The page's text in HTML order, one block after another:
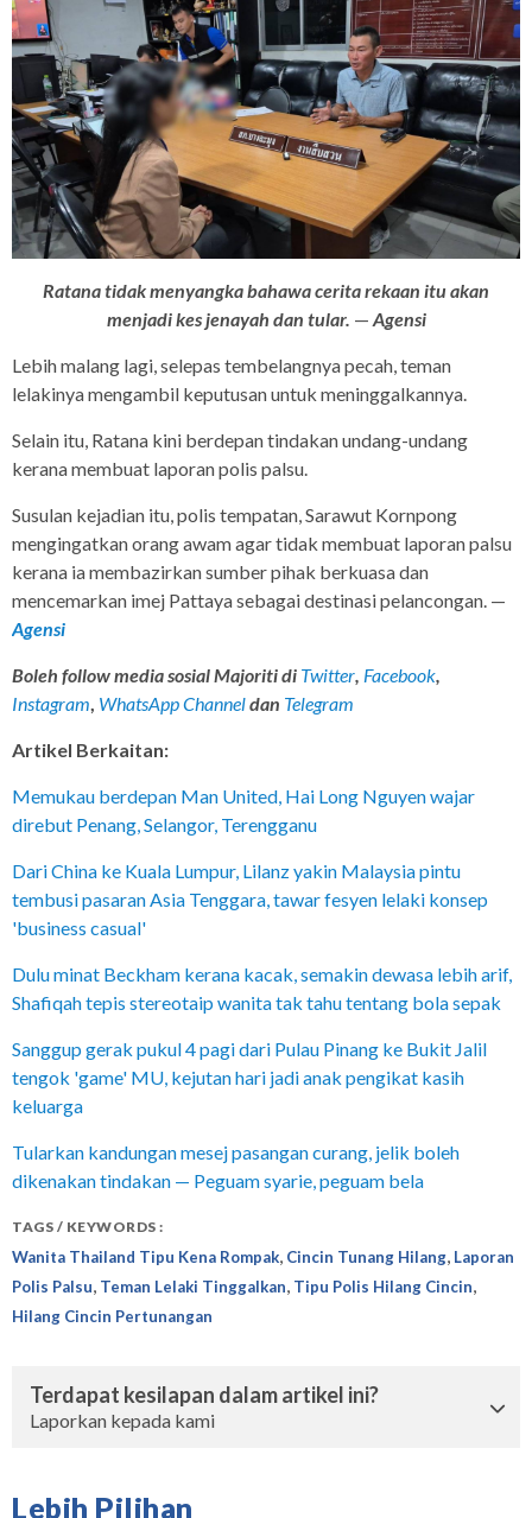
Ratana tidak menyangka bahawa cerita rekaan itu akan
menjadi kes jenayah dan tular. — Agensi
Lebih malang lagi, selepas tembelangnya pecah, teman
lelakinya mengambil keputusan untuk meninggalkannya.
Selain itu, Ratana kini berdepan tindakan undang-undang
kerana membuat laporan polis palsu.
Susulan kejadian itu, polis tempatan, Sarawut Kornpong
mengingatkan orang awam agar tidak membuat laporan palsu
kerana ia membazirkan sumber pihak berkuasa dan
mencemarkan imej Pattaya sebagai destinasi pelancongan. —
Agensi
Boleh follow media sosial Majoriti di Twitter, Facebook,
Instagram, WhatsApp Channeldan Telegram
Artikel Berkaitan:
Memukau berdepan Man United, Hai Long Nguyen wajar
direbut Penang, Selangor, Terengganu
Dari China ke Kuala Lumpur, Lilanz yakin Malaysia pintu
tembusi pasaran Asia Tenggara, tawar fesyen lelaki konsep
'business casual'
Dulu minat Beckham kerana kacak, semakin dewasa lebih arif,
Shafiqah tepis stereotaip wanita tak tahu tentang bola sepak
Sanggup gerak pukul 4 pagi dari Pulau Pinang ke Bukit Jalil
tengok 'game' MU, kejutan hari jadi anak pengikat kasih
keluarga
Tularkan kandungan mesej pasangan curang, jelik boleh
dikenakan tindakan — Peguam syarie, peguam bela
TAGS / KEYWORDS :
Wanita Thailand Tipu Kena Rompak, Cincin Tunang Hilang, Laporan
Polis Palsu, Teman Lelaki Tinggalkan, Tipu Polis Hilang Cincin,
Hilang Cincin Pertunangan
Terdapat kesilapan dalam artikel ini?
Laporkan kepada kami
Lebih Pilihan